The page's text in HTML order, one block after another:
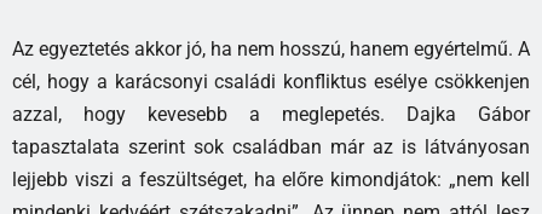
Az egyeztetés akkor jó, ha nem hosszú, hanem egyértelmű. A
cél, hogy a karácsonyi családi konfliktus esélye csökkenjen
azzal, hogy kevesebb a meglepetés. Dajka Gábor
tapasztalata szerint sok családban már az is látványosan
lejjebb viszi a feszültséget, ha előre kimondjátok: „nem kell